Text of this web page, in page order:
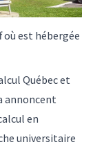
où est hébergée
Québec et
annoncent
en
universitaire